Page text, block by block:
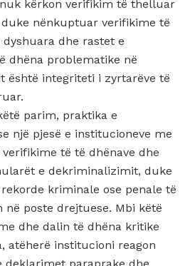
kërkon verifikim të thelluar
nënkuptuar verifikime të
dhe rastet e
dhëna problematike në
është integriteti i zyrtarëve të
parim, praktika e
një pjesë e institucioneve me
të të dhënave dhe
e dekriminalizimit, duke
kriminale ose penale të
në poste drejtuese. Mbi këtë
dhe dalin të dhëna kritike
atëherë institucioni reagon